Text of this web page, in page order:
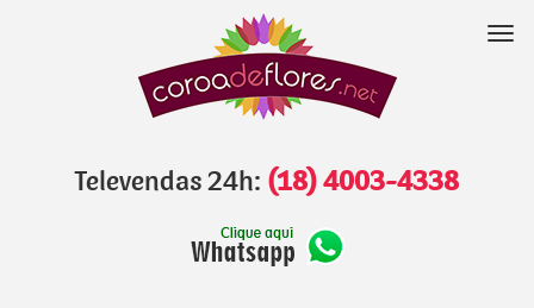
Televendas 24h: (18) 4003-4338